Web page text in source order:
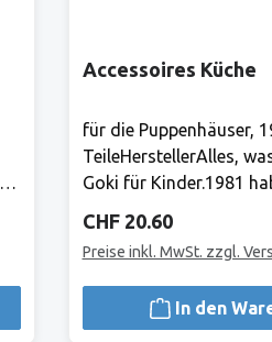
Accessoires Küche
für die Puppenhäuser,
TeileHerstellerAlles,
Goki für Kinder.1981
begonnen, Spielzeuge
Laufe der Jahre ist aus
Zwei-Mann-Betrieb in
Norddeutschlands
Regulärer Preis:
CHF 20.60
Preise inkl. MwSt. zzgl.
In den